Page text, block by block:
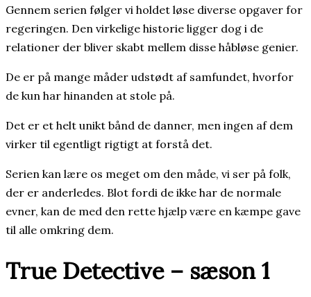
Gennem serien følger vi holdet løse diverse opgaver for
regeringen. Den virkelige historie ligger dog i de
relationer der bliver skabt mellem disse håbløse genier.
De er på mange måder udstødt af samfundet, hvorfor
de kun har hinanden at stole på.
Det er et helt unikt bånd de danner, men ingen af dem
virker til egentligt rigtigt at forstå det.
Serien kan lære os meget om den måde, vi ser på folk,
der er anderledes. Blot fordi de ikke har de normale
evner, kan de med den rette hjælp være en kæmpe gave
til alle omkring dem.
True Detective – sæson 1